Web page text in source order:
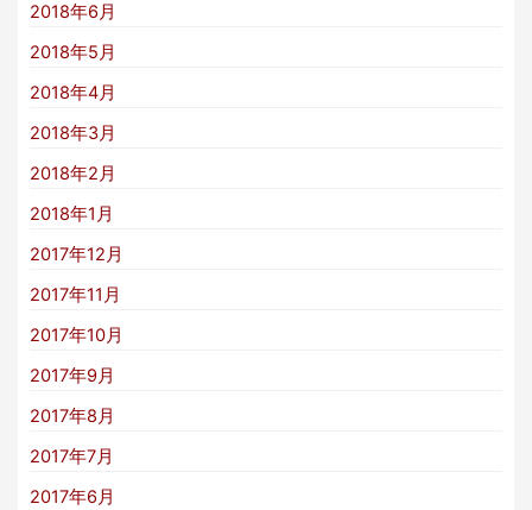
2018年6月
2018年5月
2018年4月
2018年3月
2018年2月
2018年1月
2017年12月
2017年11月
2017年10月
2017年9月
2017年8月
2017年7月
2017年6月